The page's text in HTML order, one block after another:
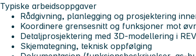
Typiske arbeidsoppgaver
Rådgivning, planlegging og prosjektering
Koordinere grensesnitt og funksjoner mot
Detaljprosjektering med 3D-modellering i
Skjemategning, teknisk oppfølging